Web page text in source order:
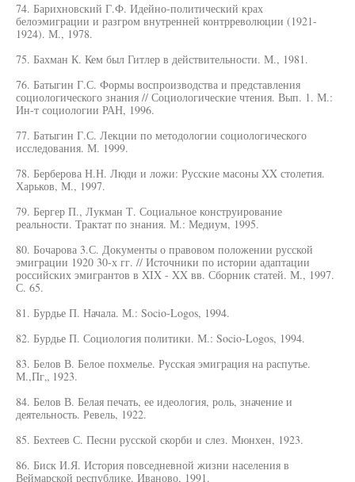
74. Барихновский Г.Ф. Идейно-политический крах
белоэмиграции и разгром внутренней контрреволюции (1921-
1924). М., 1978.
75. Бахман К. Кем был Гитлер в действительности. М., 1981.
76. Батыгин Г.С. Формы воспроизводства и представления
социологического знания // Социологические чтения. Вып. 1. М.:
Ин-т социологии РАН, 1996.
77. Батыгин Г.С. Лекции по методологии социологического
исследования. М. 1999.
78. Берберова Н.Н. Люди и ложи: Русские масоны XX столетия.
Харьков, М., 1997.
79. Бергер П., Лукман Т. Социальное конструирование
реальности. Трактат по знания. М.: Медиум, 1995.
80. Бочарова 3.С. Документы о правовом положении русской
эмиграции 1920 30-х гг. // Источники по истории адаптации
российских эмигрантов в XIX - XX вв. Сборник статей. М., 1997.
С. 65.
81. Бурдье П. Начала. М.: Socio-Logos, 1994.
82. Бурдье П. Социология политики. М.: Socio-Logos, 1994.
83. Белов В. Белое похмелье. Русская эмиграция на распутье.
М.,Пг„ 1923.
84. Белов В. Белая печать, ее идеология, роль, значение и
деятельность. Ревель, 1922.
85. Бехтеев С. Песни русской скорби и слез. Мюнхен, 1923.
86. Биск И.Я. История повседневной жизни населения в
Веймарской республике. Иваново, 1991.